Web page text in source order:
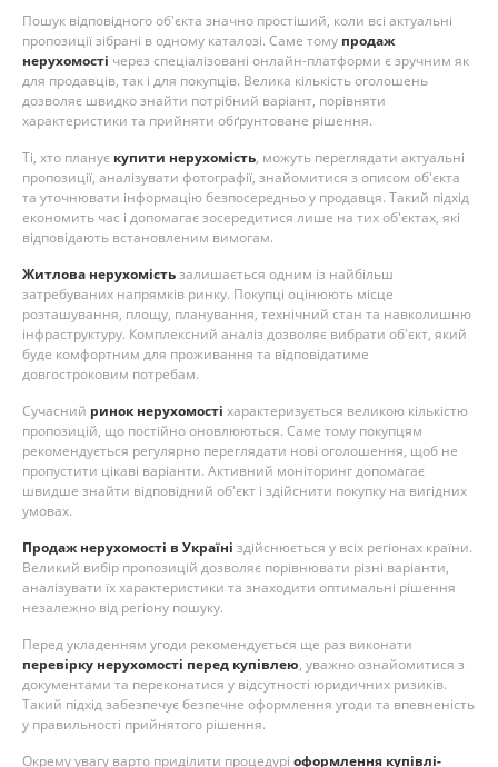
Пошук відповідного об'єкта значно простіший, коли всі актуальні
пропозиції зібрані в одному каталозі. Саме тому продаж
нерухомості через спеціалізовані онлайн-платформи є зручним як
для продавців, так і для покупців. Велика кількість оголошень
дозволяє швидко знайти потрібний варіант, порівняти
характеристики та прийняти обґрунтоване рішення.
Ті, хто планує купити нерухомість, можуть переглядати актуальні
пропозиції, аналізувати фотографії, знайомитися з описом об'єкта
та уточнювати інформацію безпосередньо у продавця. Такий підхід
економить час і допомагає зосередитися лише на тих об'єктах, які
відповідають встановленим вимогам.
Житлова нерухомістьзалишається одним із найбільш
затребуваних напрямків ринку. Покупці оцінюють місце
розташування, площу, планування, технічний стан та навколишню
інфраструктуру. Комплексний аналіз дозволяє вибрати об'єкт, який
буде комфортним для проживання та відповідатиме
довгостроковим потребам.
Сучасний ринок нерухомості характеризується великою кількістю
пропозицій, що постійно оновлюються. Саме тому покупцям
рекомендується регулярно переглядати нові оголошення, щоб не
пропустити цікаві варіанти. Активний моніторинг допомагає
швидше знайти відповідний об'єкт і здійснити покупку на вигідних
умовах.
Продаж нерухомості в Україні здійснюється у всіх регіонах країни.
Великий вибір пропозицій дозволяє порівнювати різні варіанти,
аналізувати їх характеристики та знаходити оптимальні рішення
незалежно від регіону пошуку.
Перед укладенням угоди рекомендується ще раз виконати
перевірку нерухомості перед купівлею, уважно ознайомитися з
документами та переконатися у відсутності юридичних ризиків.
Такий підхід забезпечує безпечне оформлення угоди та впевненість
у правильності прийнятого рішення.
Окрему увагу варто приділити процедурі оформлення купівлі-